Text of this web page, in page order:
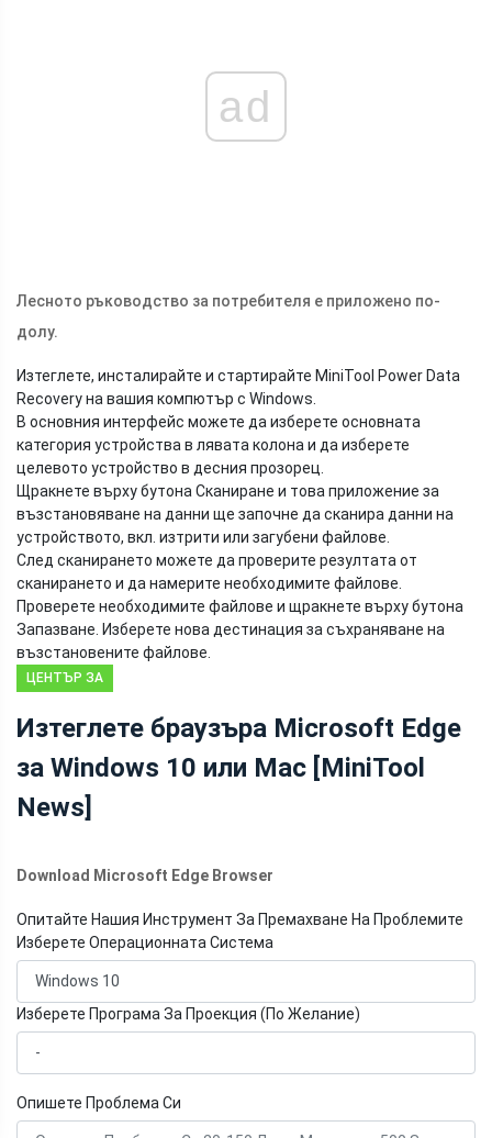
ad
Лесното ръководство за потребителя е приложено по-
долу.
Изтеглете, инсталирайте и стартирайте MiniTool Power Data
Recovery на вашия компютър с Windows.
В основния интерфейс можете да изберете основната
категория устройства в лявата колона и да изберете
целевото устройство в десния прозорец.
Щракнете върху бутона Сканиране и това приложение за
възстановяване на данни ще започне да сканира данни на
устройството, вкл. изтрити или загубени файлове.
След сканирането можете да проверите резултата от
сканирането и да намерите необходимите файлове.
Проверете необходимите файлове и щракнете върху бутона
Запазване. Изберете нова дестинация за съхраняване на
възстановените файлове.
ЦЕНТЪР ЗА
MINITOOL
Изтеглете браузъра Microsoft Edge
за Windows 10 или Mac [MiniTool
News]
Download Microsoft Edge Browser
Опитайте Нашия Инструмент За Премахване На Проблемите
Изберете Операционната Система
Изберете Програма За Проекция (По Желание)
Опишете Проблема Си